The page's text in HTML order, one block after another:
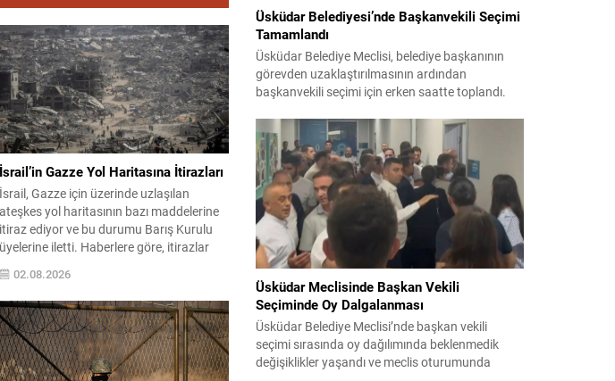
İsrail’in Gazze Yol Haritasına İtirazları
İsrail, Gazze için üzerinde uzlaşılan
ateşkes yol haritasının bazı maddelerine
itiraz ediyor ve bu durumu Barış Kurulu
üyelerine iletti. Haberlere göre, itirazlar
özellikle ordunun operasyon özgürlüğü ve
silahların imha edilmesi konularında
yoğunlaşıyor. Taraflara yakın kaynaklar,
İsrail’in iki önemli talepte bulunduğunu
bildiriyor: askerî birliklerin konuşlandığı
bölgelerde saldırı düzenleme yetkisini
koruma arzusu...
02.08.2026
Üsküdar Belediyesi’nde Başkanvekili Seçimi
Tamamlandı
Üsküdar Belediye Meclisi, belediye başkanının
görevden uzaklaştırılmasının ardından
başkanvekili seçimi için erken saatte toplandı.
gereken süreç yoğun tartışmalar ve itirazlarla
ilerledi. CHP, Sibel Tan Çetinkaya’yı; Cumhur
İttifakı ise Dündar Ziya Gültekin’i aday gösterdi.
Seçimin ilk iki turunda sonuçlar değişmeyince
üçüncü tura ve ardından salt çoğunluk...
Üsküdar Meclisinde Başkan Vekili
Seçiminde Oy Dalgalanması
Üsküdar Belediye Meclisi’nde başkan vekili
seçimi sırasında oy dağılımında beklenmedik
değişiklikler yaşandı ve meclis oturumunda